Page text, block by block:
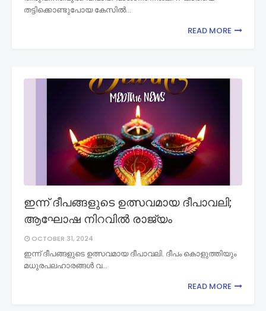
തട്ടിക്കൊണ്ടുപോയ കേസിൽ…
READ MORE
ഇന്ന് ദീപങ്ങളുടെ ഉത്സവമായ ദീപാവലി;
ആഘോഷ നിറവിൽ രാജ്യം
OCTOBER 31, 2024
ഇന്ന് ദീപങ്ങളുടെ ഉത്സവമായ ദീപാവലി. ദീപം കൊളുത്തിയും
മധുരപലഹാരങ്ങൾ വ…
READ MORE